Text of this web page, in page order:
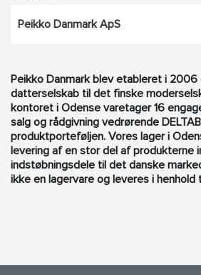
Peikko Danmark ApS
Peikko Danmark blev etableret i
datterselskab til det finske
kontoret i Odense varetager 16
salg og rådgivning vedrørende
produktporteføljen. Vores lager i
levering af en stor del af produkterne
indstøbningsdele til det danske
ikke en lagervare og leveres i henhold